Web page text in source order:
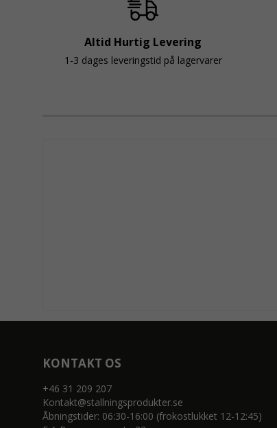
Altid Hurtig Levering
1-3 dages leveringstid på lagervarer
KONTAKT OS
+46 31 209 207
Kontakt@stallningsprodukter.se
Åbningstider: 06:30-16:00 (frokostlukket 12-12:45)